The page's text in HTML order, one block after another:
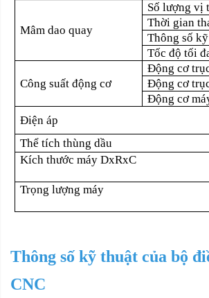
Mâm dao quay
Số lượng vị
Thời gian
Thông số
Tốc độ tối
Công suất động cơ
Động cơ
Động cơ
Động cơ
Điện áp
Thể tích thùng dầu
Kích thước máy DxRxC
Trọng lượng máy
Thông số kỹ thuật của bộ
CNC